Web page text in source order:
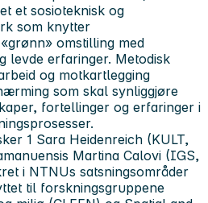
et sosioteknisk og
som knytter
omstilling med
levde erfaringer. Metodisk
og motkartlegging
som skal synliggjøre
fortellinger og erfaringer i
1 Sara Heidenreich (KULT,
Martina Calovi (IGS,
i NTNUs satsningsområder
til forskningsgruppene